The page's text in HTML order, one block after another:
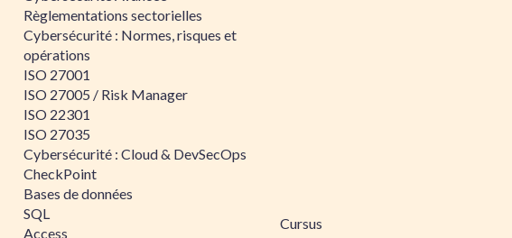
Règlementations sectorielles
Cybersécurité : Normes, risques et
opérations
ISO 27001
ISO 27005 / Risk Manager
ISO 22301
ISO 27035
Cybersécurité : Cloud & DevSecOps
CheckPoint
Bases de données
SQL
Access
Cursus